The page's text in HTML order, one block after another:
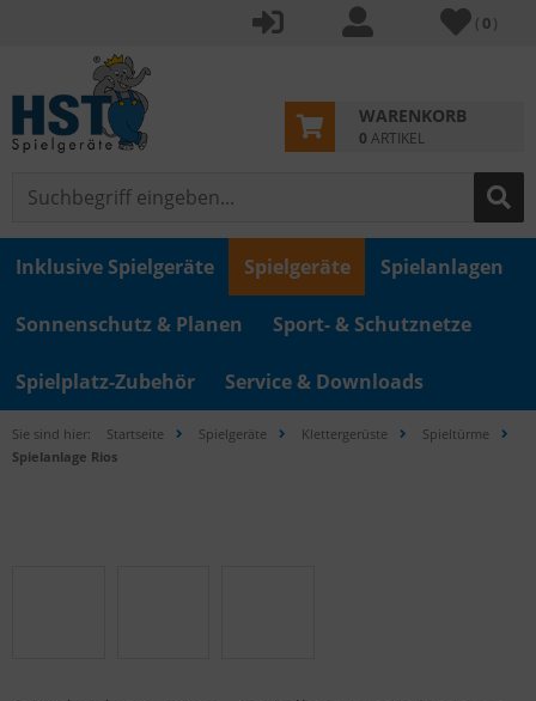
( 0)
WARENKORB
0 ARTIKEL
Inklusive Spielgeräte Spielgeräte Spielanlagen
Sonnenschutz & Planen Sport- & Schutznetze
Spielplatz-Zubehör Service & Downloads
Sie sind hier: Startseite Spielgeräte Klettergerüste
Spieltürme
Spielanlage Rios